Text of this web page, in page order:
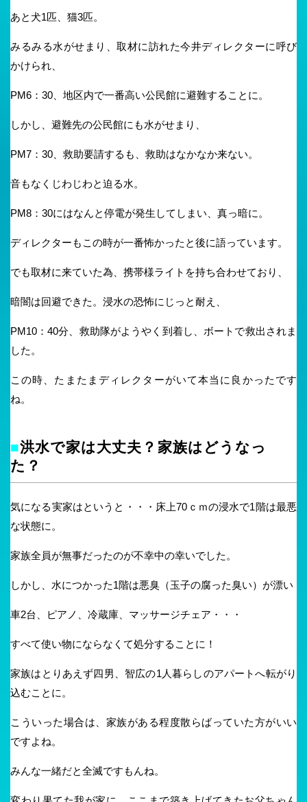
あと犬1匹、猫3匹。
みるみる水がせまり、取材に訪れた今井ディレクターに呼び
かけられ、
PM6：30、地区内で一番高い公民館に避難することに。
しかし、避難先の公民館にも水がせまり、
PM7：30、救助要請するも、救助はなかなか来ない。
音もなくじわじわと迫る水。
PM8：30にはなんと停電が発生してしまい、真っ暗に。
ディレクターもこの時が一番怖かったと後に語っています。
でも取材に来ていた為、携帯様ライトを持ち合わせており、
暗闇は回避できた。浸水の恐怖にじっと耐え、
PM10：40分、救助隊がようやく到着し、ボートで救出されま
した。
この時、たまたまディレクターがいて本当に良かったです
ね。
■洪水で家は大丈夫？家族はどうなっ
た？
気になる実家はというと・・・床上70ｃｍの浸水で1階は最悪
な状態に。
家族全員が無事だったのが不幸中の幸いでした。
しかし、水につかった1階は悪臭（玉子の腐った臭い）が漂い
車2台、ピアノ、冷蔵庫、マッサージチェア・・・
すべて使い物にならなくて処分することに！
家族はとりあえず四男、 智広の1人暮らしのアパートへ転がり
込むことに。
こういった場合は、家族がある程度散らばっていた方がいい
ですよね。
みんな一緒だと全滅ですもんね。